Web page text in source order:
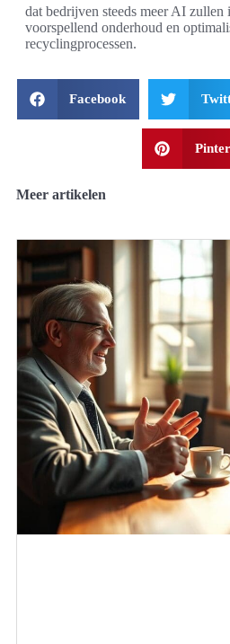
dat bedrijven steeds meer AI zullen
voorspellend onderhoud en
recyclingprocessen.
Facebook
Meer artikelen